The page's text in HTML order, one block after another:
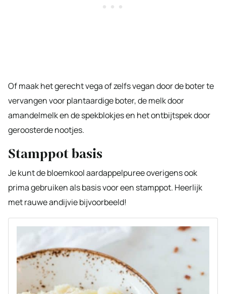
Of maak het gerecht vega of zelfs vegan door de boter te
vervangen voor plantaardige boter, de melk door
amandelmelk en de spekblokjes en het ontbijtspek door
geroosterde nootjes.
Stamppot basis
Je kunt de bloemkool aardappelpuree overigens ook
prima gebruiken als basis voor een stamppot. Heerlijk
met rauwe andijvie bijvoorbeeld!